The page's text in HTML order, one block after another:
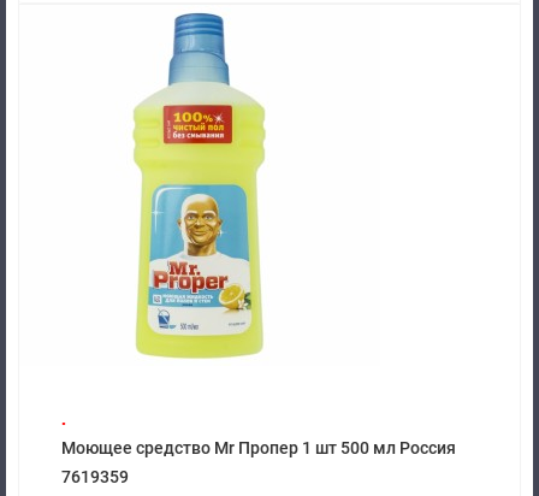
.
Моющее средство Mr Пропер 1 шт 500 мл Россия
7619359